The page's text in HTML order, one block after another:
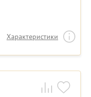
Характеристики